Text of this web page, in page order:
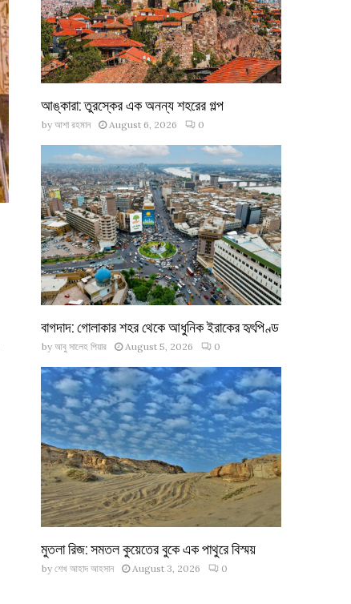
আঙ্কারা: তুরস্কের এক অনন্য শহরের গল্প
by আশা রহমান August 6, 2026 0
বাগদাদ: গোলাকার শহর থেকে আধুনিক ইরাকের হৃৎপিণ্ড
by আবু সালেহ পিয়ার August 5, 2026 0
মুতলা রিজ: সমতল কুয়েতের বুকে এক পাথুরে বিস্ময়
by শেখ আহাদ আহসান August 3, 2026 0